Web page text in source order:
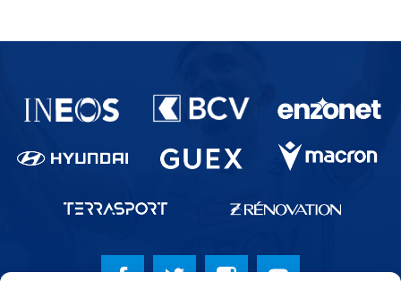
Partenaires du lausanne-Sport